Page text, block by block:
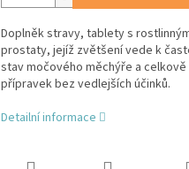
Doplněk stravy, tablety s
prostaty, jejíž zvětšení vede k
stav močového měchýře a
přípravek bez vedlejších účinků.
Detailní informace